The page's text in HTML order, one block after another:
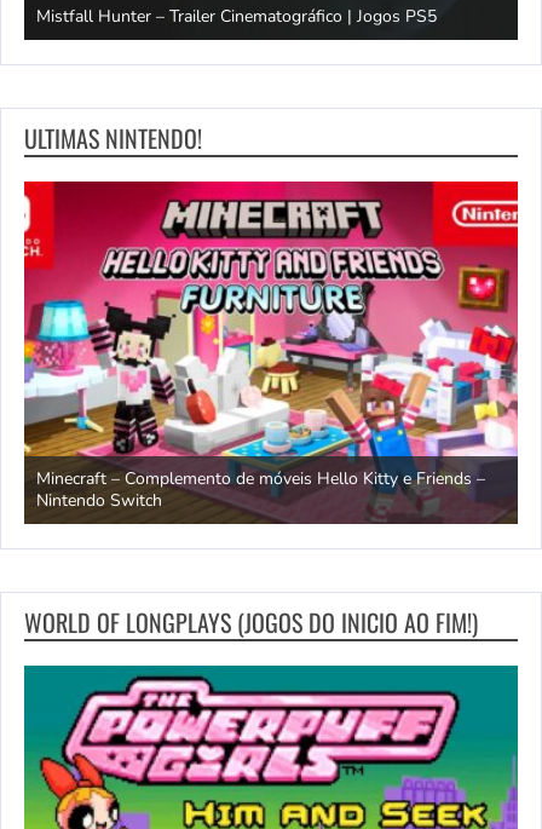
Mistfall Hunter – Trailer Cinematográfico | Jogos PS5
ULTIMAS NINTENDO!
Minecraft – Complemento de móveis Hello Kitty e Friends –
Nintendo Switch
WORLD OF LONGPLAYS (JOGOS DO INICIO AO FIM!)